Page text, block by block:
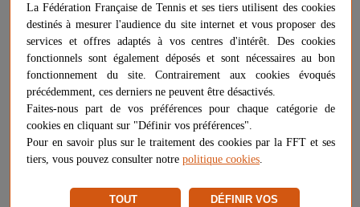
Plus d'informations sur ce produit
Voir les questions / réponses
79,21 € - +
AJOUTER AU PANIER
Livraison à partir de
Chez vous
entre le 24/08 et le 21/09
Vendu et expédié parManutan Collectivités
La Fédération Française de Tennis et ses tiers utilisent des cookies
destinés à mesurer l'audience du site internet et vous proposer des
services et offres adaptés à vos centres d'intérêt. Des cookies
fonctionnels sont également déposés et sont nécessaires au bon
fonctionnement du site. Contrairement aux cookies évoqués
précédemment, ces derniers ne peuvent être désactivés.
Faites-nous part de vos préférences pour chaque catégorie de
cookies en cliquant sur "Définir vos préférences".
Pour en savoir plus sur le traitement des cookies par la FFT et ses
tiers, vous pouvez consulter notre politique cookies
TOUT
DÉFINIR VOS